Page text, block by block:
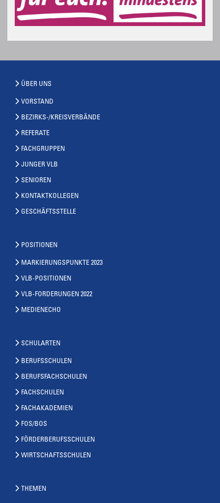
ÜBER UNS
VORSTAND
BEZIRKS-/KREISVERBÄNDE
REFERATE
FACHGRUPPEN
JUNGER VLB
SENIOREN
KONTAKTKOLLEGEN
GESCHÄFTSSTELLE
POSITIONEN
MARKIERUNGSPUNKTE 2023
VLB-POSITIONEN
VLB-FORDERUNGEN 2022
MEDIENECHO
SCHULARTEN
BERUFSSCHULEN
BERUFSFACHSCHULEN
FACHSCHULEN
FACHAKADEMIEN
FOS/BOS
FÖRDERBERUFSSCHULEN
WIRTSCHAFTSSCHULEN
THEMEN